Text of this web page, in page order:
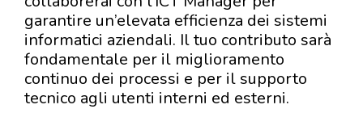
garantire un’elevata efficienza dei sistemi
informatici aziendali. Il tuo contributo sarà
fondamentale per il miglioramento
continuo dei processi e per il supporto
tecnico agli utenti interni ed esterni.